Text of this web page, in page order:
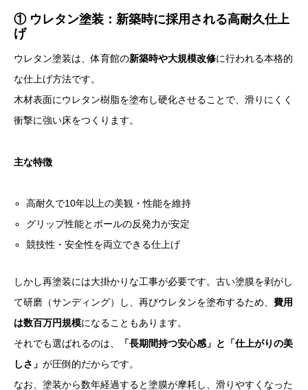
① ウレタン塗装：新築時に採用される高耐久仕上
げ
ウレタン塗装は、体育館の新築時や大規模改修に行われる本格的
な仕上げ方法です。
木材表面にウレタン樹脂を塗布し硬化させることで、滑りにくく
衝撃に強い床をつくります。
主な特徴
高耐久で10年以上の美観・性能を維持
グリップ性能とボールの反発力が安定
競技性・安全性を両立できる仕上げ
しかし再塗装には大掛かりな工事が必要です。古い塗膜を剥がし
て研磨（サンディング）し、再びウレタンを塗布するため、 費用
は数百万円規模になることもあります。
それでも選ばれるのは、
「長期間持つ安心感」と「仕上がりの美
しさ」 が圧倒的だからです。
なお、塗装から数年経過すると塗膜が摩耗し、滑りやすくなった